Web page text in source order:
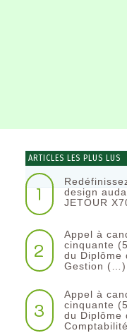
ARTICLES LES PLUS LUS
1
design
JETOUR
2
Appel à
cinquante
du Diplôme
Gestion (…)
3
Appel à
cinquante
du Diplôme